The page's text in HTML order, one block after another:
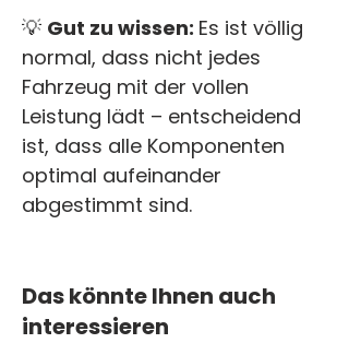
💡 Gut zu wissen: Es ist völlig
normal, dass nicht jedes
Fahrzeug mit der vollen
Leistung lädt – entscheidend
ist, dass alle Komponenten
optimal aufeinander
abgestimmt sind.
Das könnte Ihnen auch
interessieren